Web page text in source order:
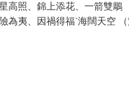
高照、錦上添花、一箭雙鵰
夷、因禍得福ˋ海闊天空 （